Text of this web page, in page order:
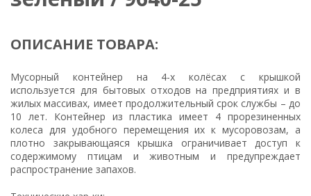
ОПИСАНИЕ ТОВАРА:
Мусорный контейнер на 4-х колёсах с крышкой
используется для бытовых отходов на предприятиях и в
жилых массивах, имеет продолжительный срок службы – до
10 лет. Контейнер из пластика имеет 4 прорезиненных
колеса для удобного перемещения их к мусоровозам, а
плотно закрывающаяся крышка ограничивает доступ к
содержимому птицам и животным и предупреждает
распространение запахов.